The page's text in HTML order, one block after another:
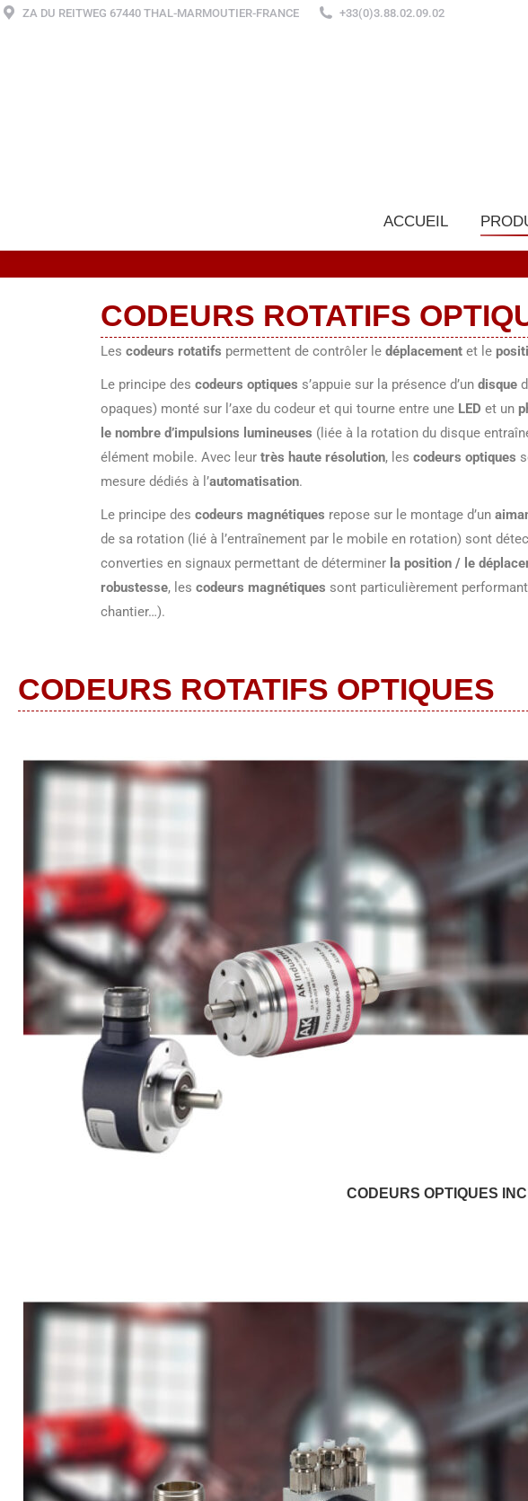
ZA DU REITWEG 67440 THAL-MARMOUTIER-FRANCE +33(0)3.88.02.09.02
ACCUEIL
CODEURS ROTATIFS
Les codeurs rotatifs permettent de contrôler le déplacement et le
Le principe des codeurs optiques s’appuie sur la présence d’un disque
opaques) monté sur l’axe du codeur et qui tourne entre une LED et un
le nombre d’impulsions lumineuses (liée à la rotation du disque
élément mobile. Avec leur très haute résolution, les codeurs optiques
mesure dédiés à l’automatisation.
Le principe des codeurs magnétiques repose sur le montage d’un
de sa rotation (lié à l’entraînement par le mobile en rotation) sont
converties en signaux permettant de déterminer la position / le
robustesse, les codeurs magnétiques sont particulièrement
chantier…).
CODEURS ROTATIFS OPTIQUES
CODEURS OPTIQUES